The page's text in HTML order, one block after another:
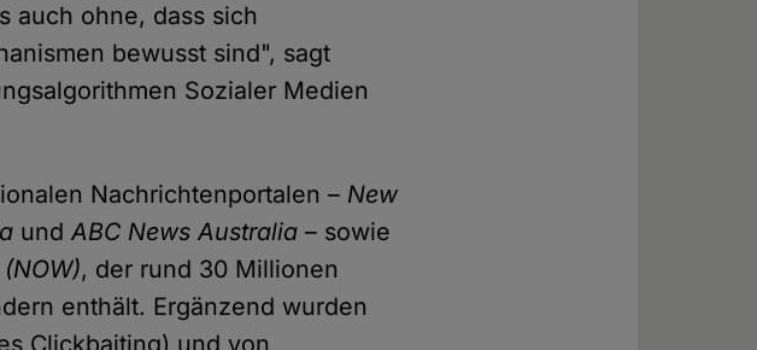
auch ohne, dass sich
bewusst sind", sagt
Sozialer Medien
Nachrichtenportalen – New
undABC News Australia – sowie
(NOW), der rund 30 Millionen
enthält. Ergänzend wurden